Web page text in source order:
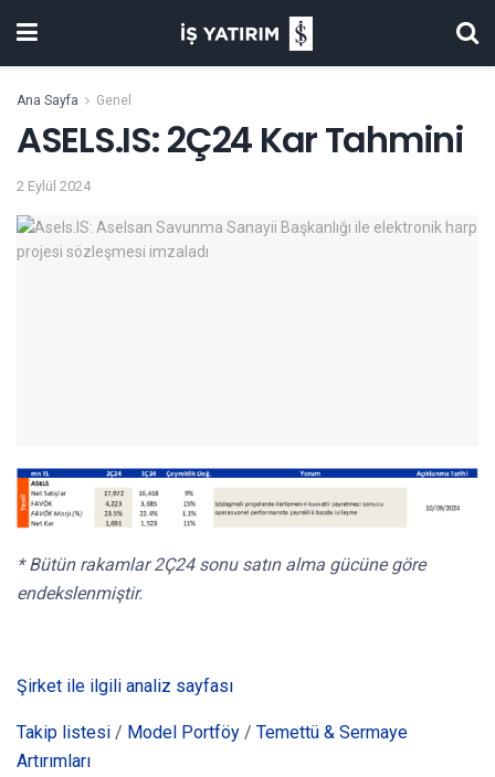
Ana Sayfa Genel
ASELS.IS: 2Ç24 Kar Tahmini
2 Eylül 2024
* Bütün rakamlar 2Ç24 sonu satın alma gücüne göre
endekslenmiştir.
Şirket ile ilgili analiz sayfası
Takip listesi / Model Portföy / Temettü & Sermaye
Artırımları